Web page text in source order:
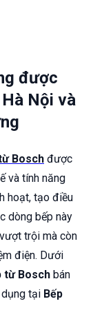
được
Nội và
Bosch được
và tính năng
hoạt, tạo điều
dòng bếp này
trội mà còn
điện. Dưới
từ Bosch bán
tại Bếp